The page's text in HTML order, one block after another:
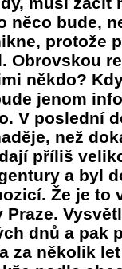
něco bude,
protože
Obrovskou
někdo?
jenom
V poslední
než
příliš
a byl
Že je
Praze.
dnů a pak
za několik